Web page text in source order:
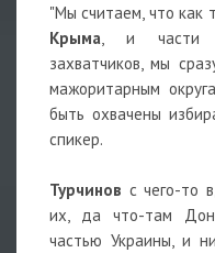
"Мы считаем, что как
Крыма , и
захватчиков, мы
мажоритарным
быть охвачены
спикер.
Турчинов с чего-то
их, да что-там
частью Украины, и